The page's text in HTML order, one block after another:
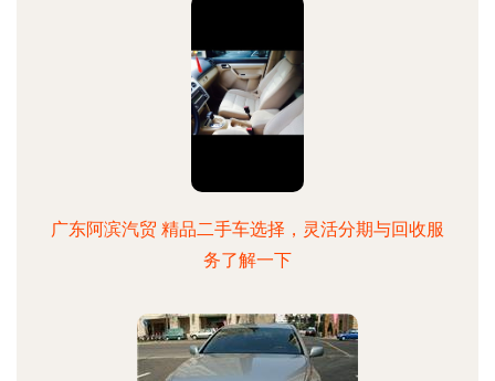
广东阿滨汽贸 精品二手车选择，灵活分期与回收服
务了解一下